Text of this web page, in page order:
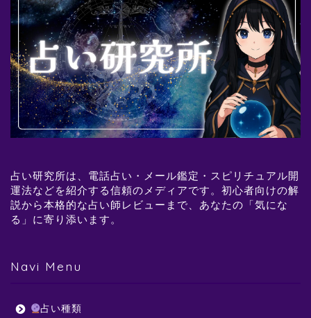
占い研究所は、電話占い・メール鑑定・スピリチュアル開
運法などを紹介する信頼のメディアです。初心者向けの解
説から本格的な占い師レビューまで、あなたの「気にな
る」に寄り添います。
Navi Menu
占い種類